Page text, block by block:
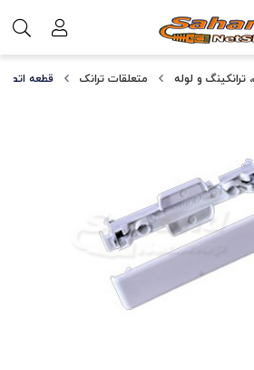
ترانکینگ و لوله متعلقات ترانک قطعه